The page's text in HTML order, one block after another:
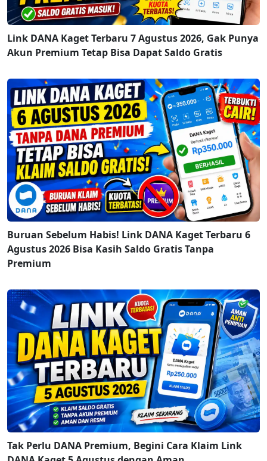
Link DANA Kaget Terbaru 7 Agustus 2026, Gak Punya
Akun Premium Tetap Bisa Dapat Saldo Gratis
Buruan Sebelum Habis! Link DANA Kaget Terbaru 6
Agustus 2026 Bisa Kasih Saldo Gratis Tanpa
Premium
Tak Perlu DANA Premium, Begini Cara Klaim Link